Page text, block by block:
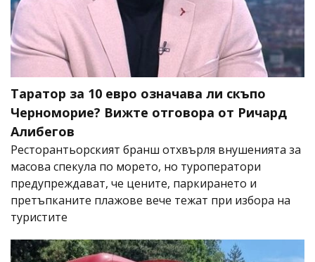
Таратор за 10 евро означава ли скъпо
Черноморие? Вижте отговора от Ричард
Алибегов
Ресторантьорският бранш отхвърля внушенията за
масова спекула по морето, но туроператори
предупреждават, че цените, паркирането и
претъпканите плажове вече тежат при избора на
туристите